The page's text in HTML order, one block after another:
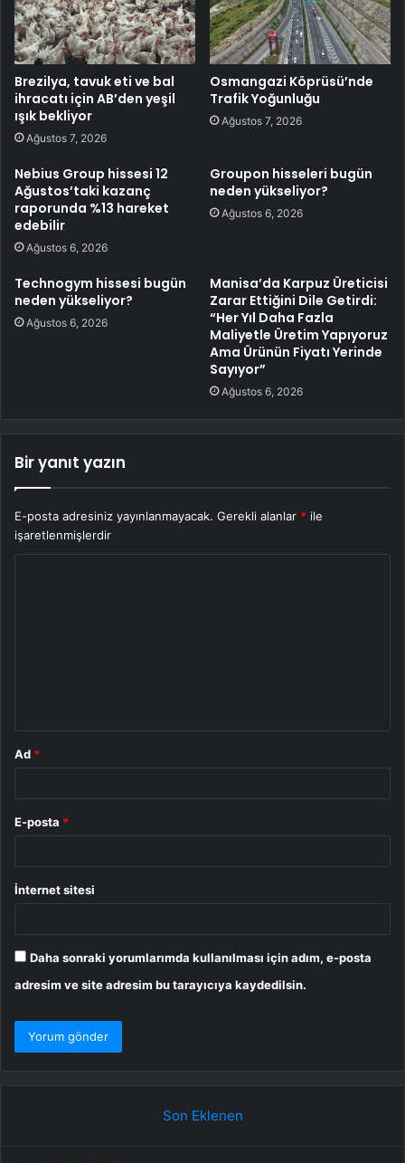
Brezilya, tavuk eti ve bal
ihracatı için AB’den yeşil
ışık bekliyor
Ağustos 7, 2026
Osmangazi Köprüsü’nde
Trafik Yoğunluğu
Ağustos 7, 2026
Nebius Group hissesi 12
Ağustos’taki kazanç
raporunda %13 hareket
edebilir
Ağustos 6, 2026
Groupon hisseleri bugün
neden yükseliyor?
Ağustos 6, 2026
Technogym hissesi bugün
neden yükseliyor?
Ağustos 6, 2026
Manisa’da Karpuz Üreticisi
Zarar Ettiğini Dile Getirdi:
“Her Yıl Daha Fazla
Maliyetle Üretim Yapıyoruz
Ama Ürünün Fiyatı Yerinde
Sayıyor”
Ağustos 6, 2026
Bir yanıt yazın
E-posta adresiniz yayınlanmayacak. Gerekli alanlar * ile
işaretlenmişlerdir
Ad *
E-posta *
İnternet sitesi
Daha sonraki yorumlarımda kullanılması için adım, e-posta
adresim ve site adresim bu tarayıcıya kaydedilsin.
Son Eklenen